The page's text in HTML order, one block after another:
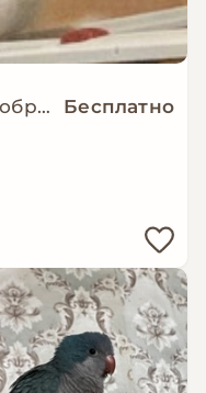
Шиншилла альбинос в добрые руки Бесплатно